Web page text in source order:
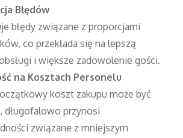
Błędów
błędy związane z proporcjami
co przekłada się na lepszą
i większe zadowolenie gości.
na Kosztach Personelu
koszt zakupu może być
długofalowo przynosi
związane z mniejszym